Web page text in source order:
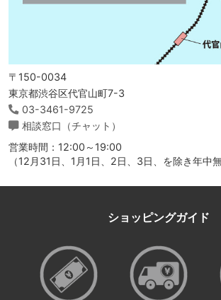
〒150-0034
東京都渋谷区代官山町7-3
03-3461-9725
相談窓口（チャット）
営業時間：12:00～19:00
（12月31日、1月1日、2日、3日、を除き年中無
ショッピングガイド